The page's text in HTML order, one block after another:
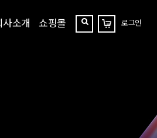
사소개 쇼핑몰
찾
장
바
로그인